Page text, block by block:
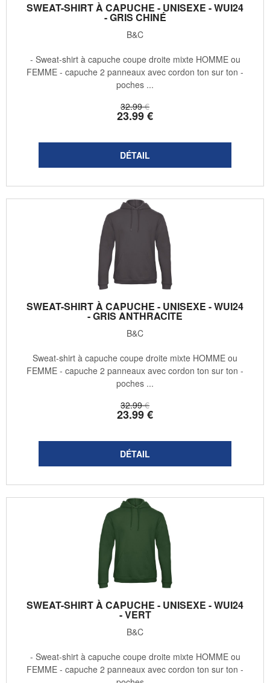
SWEAT-SHIRT À CAPUCHE - UNISEXE - WUI24
- GRIS CHINÉ
B&C
32.99 €
23.99€
- Sweat-shirt à capuche coupe droite mixte HOMME ou
FEMME - capuche 2 panneaux avec cordon ton sur ton -
poches ...
SWEAT-SHIRT À CAPUCHE - UNISEXE - WUI24
- GRIS ANTHRACITE
B&C
32.99 €
23.99€
Sweat-shirt à capuche coupe droite mixte HOMME ou
FEMME - capuche 2 panneaux avec cordon ton sur ton -
poches ...
SWEAT-SHIRT À CAPUCHE - UNISEXE - WUI24
- VERT
B&C
- Sweat-shirt à capuche coupe droite mixte HOMME ou
FEMME - capuche 2 panneaux avec cordon ton sur ton -